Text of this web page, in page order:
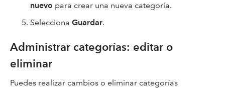
nuevo para crear una nueva categoría.
Selecciona Guardar.
Administrar categorías: editar o
eliminar
Puedes realizar cambios o eliminar categorías